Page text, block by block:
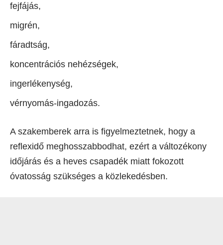
fejfájás,
migrén,
fáradtság,
koncentrációs nehézségek,
ingerlékenység,
vérnyomás-ingadozás.
A szakemberek arra is figyelmeztetnek, hogy a
reflexidő meghosszabbodhat, ezért a változékony
időjárás és a heves csapadék miatt fokozott
óvatosság szükséges a közlekedésben.